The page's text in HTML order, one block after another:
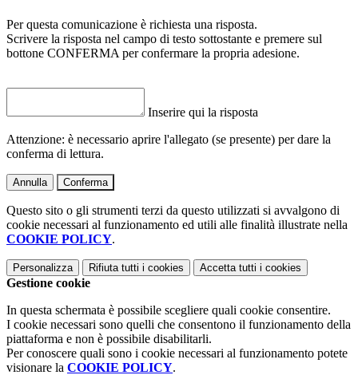
Per questa comunicazione è richiesta una risposta.
Scrivere la risposta nel campo di testo sottostante e premere sul
bottone CONFERMA per confermare la propria adesione.
Inserire qui la risposta
Attenzione: è necessario aprire l'allegato (se presente) per dare la
conferma di lettura.
Annulla Conferma
Questo sito o gli strumenti terzi da questo utilizzati si avvalgono di
cookie necessari al funzionamento ed utili alle finalità illustrate nella
COOKIE POLICY.
Personalizza Rifiuta tutti i cookies Accetta tutti i cookies
Gestione cookie
In questa schermata è possibile scegliere quali cookie consentire.
I cookie necessari sono quelli che consentono il funzionamento della
piattaforma e non è possibile disabilitarli.
Per conoscere quali sono i cookie necessari al funzionamento potete
visionare la COOKIE POLICY.